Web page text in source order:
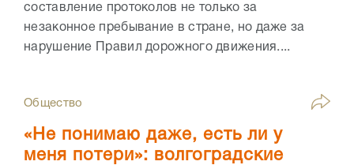
составление протоколов не только за
незаконное пребывание в стране, но даже за
нарушение Правил дорожного движения....
Общество
«Не понимаю даже, есть ли у
меня потери»: волгоградские